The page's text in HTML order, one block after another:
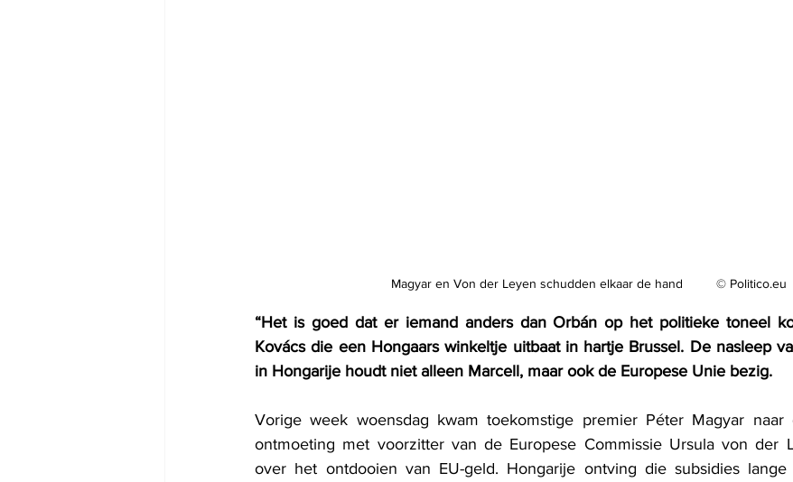
Magyar en Von der Leyen schudden elkaar de hand	© Politico.eu
“Het is goed dat er iemand anders dan Orbán op het politieke toneel
Kovács die een Hongaars winkeltje uitbaat in hartje Brussel. De nasleep
in Hongarije houdt niet alleen Marcell, maar ook de Europese Unie bezig.
Vorige week woensdag kwam toekomstige premier Péter Magyar
ontmoeting met voorzitter van de Europese Commissie Ursula von der
over het ontdooien van EU-geld. Hongarije ontving die subsidies